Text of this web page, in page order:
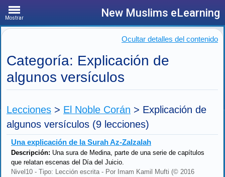
Mostrar New Muslims eLearning
Ocultar detalles del contenido
Categoría: Explicación de
algunos versículos
Lecciones > El Noble Corán > Explicación de
algunos versículos (9 lecciones)
Una explicación de la Surah Az-Zalzalah
Descripción: Una sura de Medina, parte de una serie de capítulos
que relatan escenas del Día del Juicio.
Nivel10 - Tipo: Lección escrita - Por Imam Kamil Mufti (© 2016